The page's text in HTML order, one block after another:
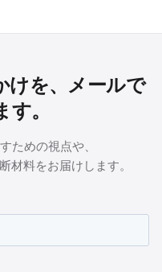
けを、メールで
。
ための視点や、
材料をお届けします。